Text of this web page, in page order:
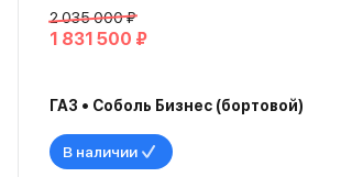
2 035 000 ₽
1 831 500 ₽
ГАЗ • Соболь Бизнес (бортовой)
В наличии